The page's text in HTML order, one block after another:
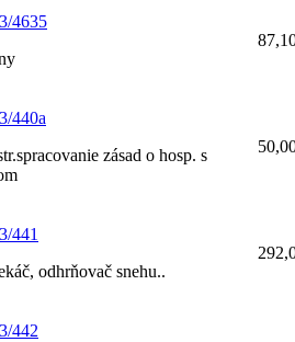
4635
440a
zásad o hosp. s
441
odhrňovač snehu..
442